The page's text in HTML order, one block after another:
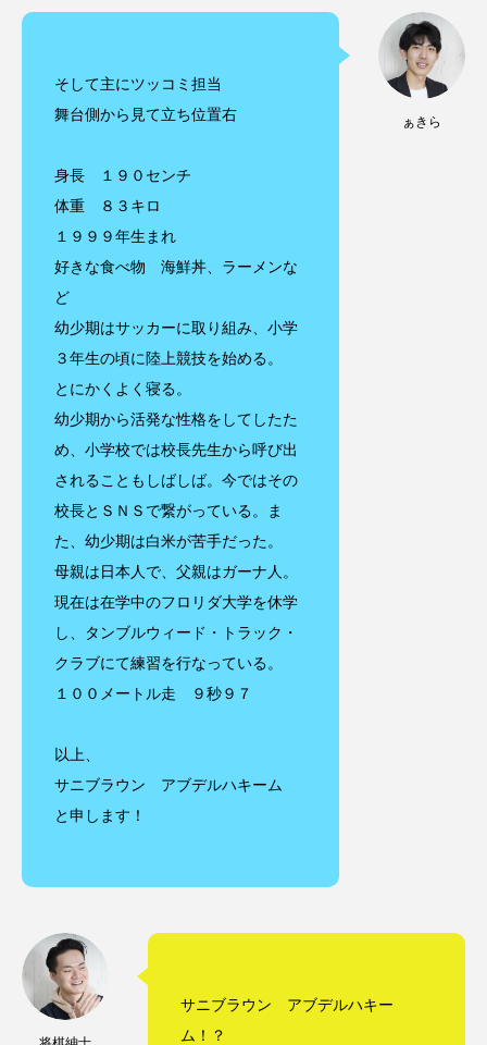
ぁきら
そして主にツッコミ担当
舞台側から見て立ち位置右
身長 １９０センチ
体重 ８３キロ
１９９９年生まれ
好きな食べ物 海鮮丼、ラーメンな
ど
幼少期はサッカーに取り組み、小学
３年生の頃に陸上競技を始める。
とにかくよく寝る。
幼少期から活発な性格をしてしたた
め、小学校では校長先生から呼び出
されることもしばしば。今ではその
校長とＳＮＳで繋がっている。ま
た、幼少期は白米が苦手だった。
母親は日本人で、父親はガーナ人。
現在は在学中のフロリダ大学を休学
し、タンブルウィード・トラック・
クラブにて練習を行なっている。
１００メートル走 ９秒９７
以上、
サニブラウン アブデルハキーム
と申します！
サニブラウン アブデルハキー
ム！？